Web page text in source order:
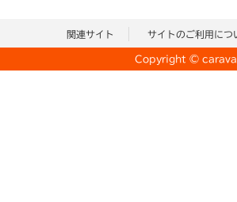
関連サイト サイトのご利用につ
Copyright ©